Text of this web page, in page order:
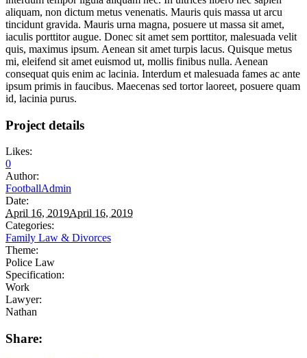
aliquam, non dictum metus venenatis. Mauris quis massa ut arcu
tincidunt gravida. Mauris urna magna, posuere ut massa sit amet,
iaculis porttitor augue. Donec sit amet sem porttitor, malesuada velit
quis, maximus ipsum. Aenean sit amet turpis lacus. Quisque metus
mi, eleifend sit amet euismod ut, mollis finibus nulla. Aenean
consequat quis enim ac lacinia. Interdum et malesuada fames ac ante
ipsum primis in faucibus. Maecenas sed tortor laoreet, posuere quam
id, lacinia purus.
Project details
Likes:
0
Author:
FootballAdmin
Date:
April 16, 2019April 16, 2019
Categories:
Family Law & Divorces
Theme:
Police Law
Specification:
Work
Lawyer:
Nathan
Share: